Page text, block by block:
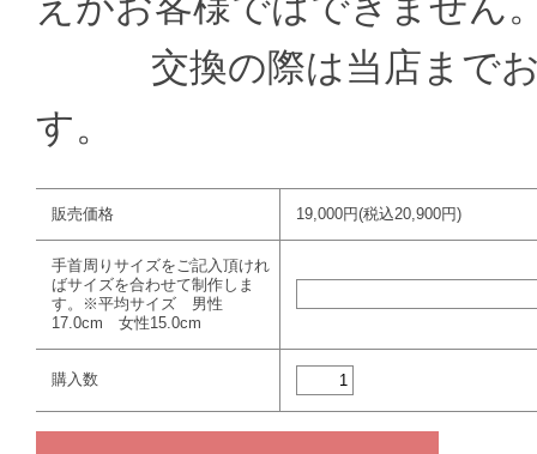
交換の際は当店までお
す。
販売価格 19,000円(税込20,900円)
手首周りサイズをご記入頂けれ
ばサイズを合わせて制作しま
す。※平均サイズ 男性
17.0cm 女性15.0cm
購入数